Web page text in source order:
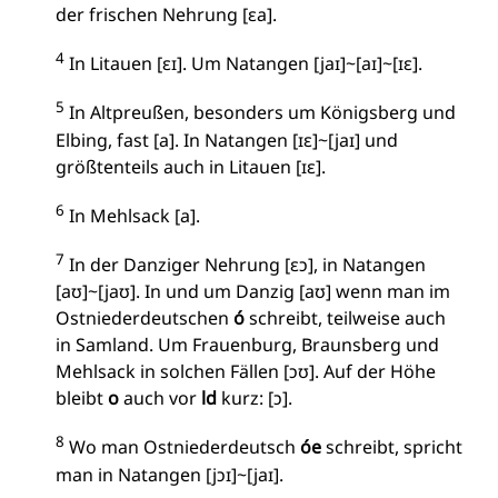
der frischen Nehrung [ɛa].
4 In Litauen [ɛɪ]. Um Natangen [jaɪ]~[aɪ]~[ɪɛ].
5 In Altpreußen, besonders um Königsberg und
Elbing, fast [a]. In Natangen [ɪɛ]~[jaɪ] und
größtenteils auch in Litauen [ɪɛ].
6 In Mehlsack [a].
7 In der Danziger Nehrung [ɛɔ], in Natangen
[aʊ]~[jaʊ]. In und um Danzig [aʊ] wenn man im
Ostniederdeutschen óschreibt, teilweise auch
in Samland. Um Frauenburg, Braunsberg und
Mehlsack in solchen Fällen [ɔʊ]. Auf der Höhe
bleibtoauch vor ld kurz: [ɔ].
8 Wo man Ostniederdeutsch óeschreibt, spricht
man in Natangen [jɔɪ]~[jaɪ].